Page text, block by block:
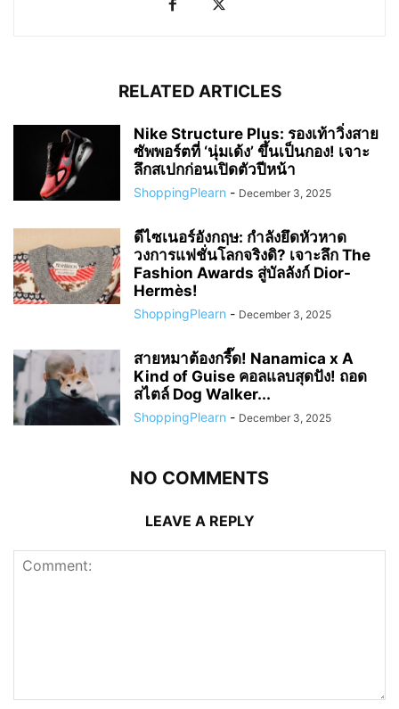
RELATED ARTICLES
Nike Structure Plus: รองเท้าวิ่งสาย
ซัพพอร์ตที่ ‘นุ่มเด้ง’ ขึ้นเป็นกอง! เจาะ
ลึกสเปกก่อนเปิดตัวปีหน้า
ShoppingPlearn - December 3, 2025
ดีไซเนอร์อังกฤษ: กำลังยึดหัวหาด
วงการแฟชั่นโลกจริงดิ? เจาะลึก The
Fashion Awards สู่บัลลังก์ Dior-
Hermès!
ShoppingPlearn - December 3, 2025
สายหมาต้องกรี๊ด! Nanamica x A
Kind of Guise คอลแลบสุดปัง! ถอด
สไตล์ Dog Walker...
ShoppingPlearn - December 3, 2025
NO COMMENTS
LEAVE A REPLY